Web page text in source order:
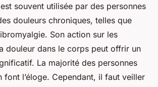
souvent utilisée par des personnes
douleurs chroniques, telles que
Son action sur les
douleur dans le corps peut offrir un
La majorité des personnes
font l’éloge. Cependant, il faut veiller